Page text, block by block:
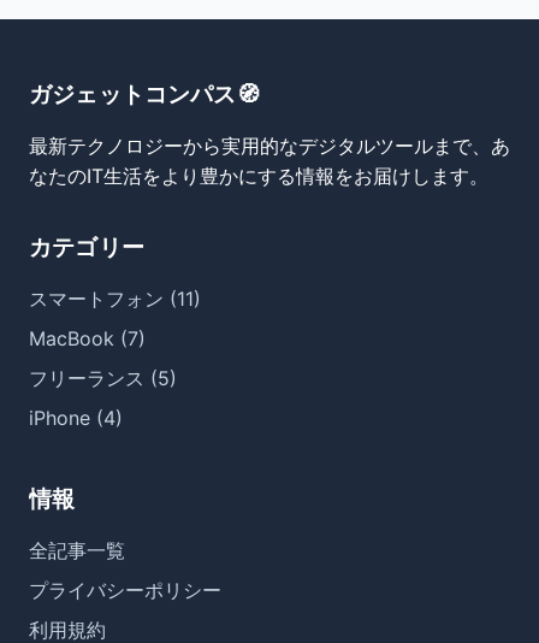
ガジェットコンパス🧭
最新テクノロジーから実用的なデジタルツールまで、あ
なたのIT生活をより豊かにする情報をお届けします。
カテゴリー
スマートフォン (11)
MacBook (7)
フリーランス (5)
iPhone (4)
情報
全記事一覧
プライバシーポリシー
利用規約